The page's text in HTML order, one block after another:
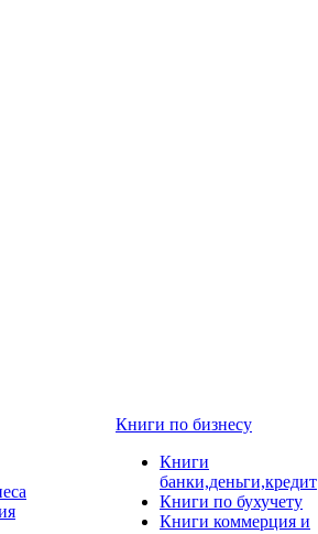
Книги по бизнесу
Книги
банки,деньги,кредит
Книги по бухучету
Книги коммерция и